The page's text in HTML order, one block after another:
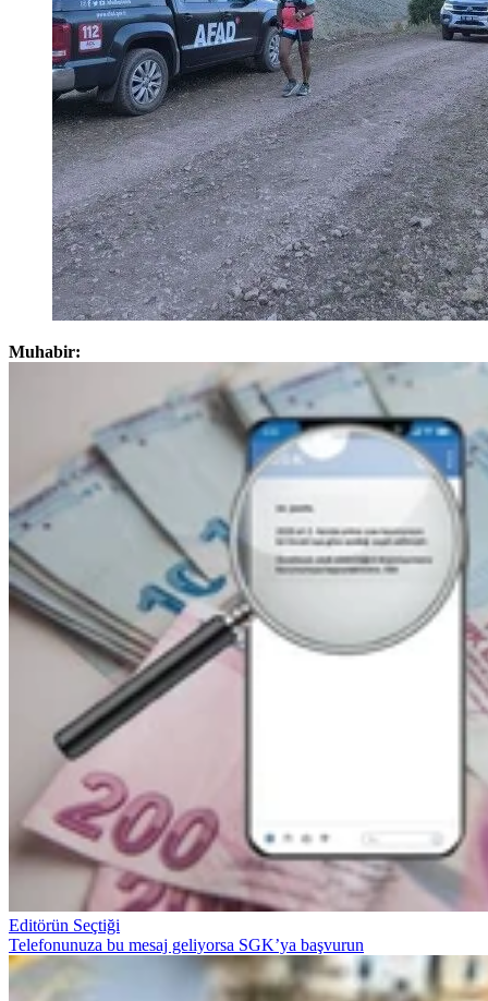
Muhabir:
Editörün Seçtiği
Telefonunuza bu mesaj geliyorsa SGK’ya başvurun